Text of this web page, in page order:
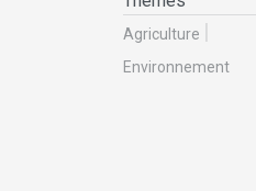
Agriculture
Environnement